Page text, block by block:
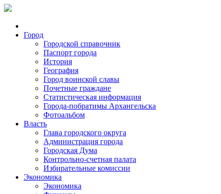
Город
Городской справочник
Паспорт города
История
География
Город воинской славы
Почетные граждане
Статистическая информация
Города-побратимы Архангельска
Фотоальбом
Власть
Глава городского округа
Администрация города
Городская Дума
Контрольно-счетная палата
Избирательные комиссии
Экономика
Экономика